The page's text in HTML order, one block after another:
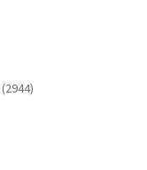
29442944